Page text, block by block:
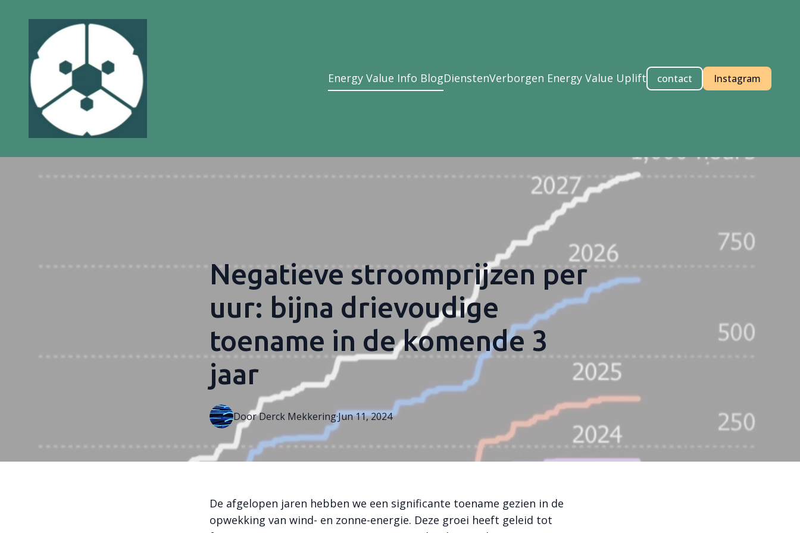
Energy Value Info BlogDienstenVerborgen Energy Value Uplift contact Instagram
Negatieve stroomprijzen per
uur: bijna drievoudige
toename in de komende 3
jaar
Jun 11, 2024
·
DoorDerck Mekkering
De afgelopen jaren hebben we een significante toename gezien in de
opwekking van wind- en zonne-energie. Deze groei heeft geleid tot